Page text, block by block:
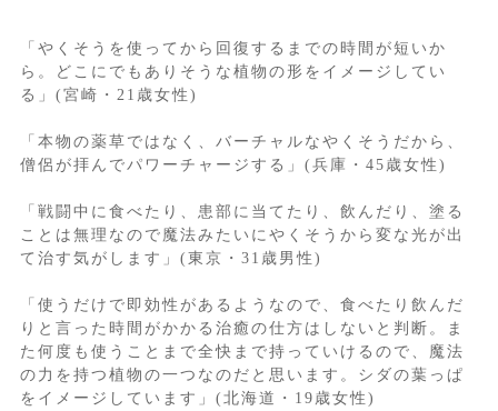
「やくそうを使ってから回復するまでの時間が短いか
ら。どこにでもありそうな植物の形をイメージしてい
る」(宮崎・21歳女性)
「本物の薬草ではなく、バーチャルなやくそうだから、
僧侶が拝んでパワーチャージする」(兵庫・45歳女性)
「戦闘中に食べたり、患部に当てたり、飲んだり、塗る
ことは無理なので魔法みたいにやくそうから変な光が出
て治す気がします」(東京・31歳男性)
「使うだけで即効性があるようなので、食べたり飲んだ
りと言った時間がかかる治癒の仕方はしないと判断。ま
た何度も使うことまで全快まで持っていけるので、魔法
の力を持つ植物の一つなのだと思います。シダの葉っぱ
をイメージしています」(北海道・19歳女性)